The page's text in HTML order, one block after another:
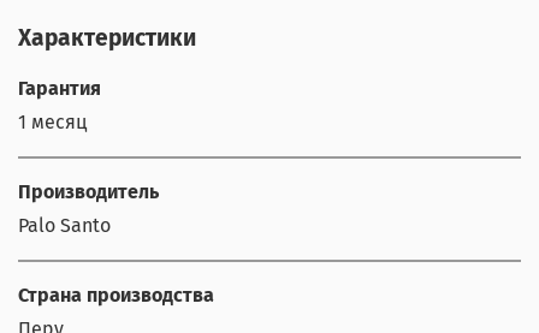
Характеристики
Гарантия
1 месяц
Производитель
Palo Santo
Страна производства
Перу